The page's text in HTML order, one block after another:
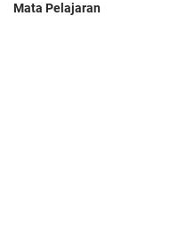
Mata Pelajaran